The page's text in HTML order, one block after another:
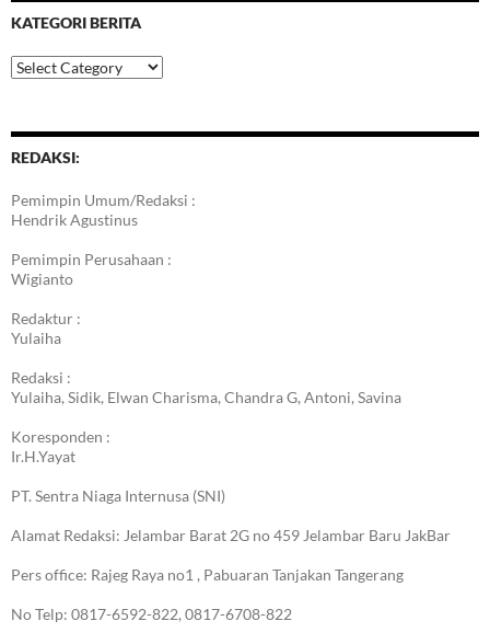
KATEGORI BERITA
Kategori
Berita
REDAKSI:
Pemimpin Umum/Redaksi :
Hendrik Agustinus
Pemimpin Perusahaan :
Wigianto
Redaktur :
Yulaiha
Redaksi :
Yulaiha, Sidik, Elwan Charisma, Chandra G, Antoni, Savina
Koresponden :
Ir.H.Yayat
PT. Sentra Niaga Internusa (SNI)
Alamat Redaksi: Jelambar Barat 2G no 459 Jelambar Baru JakBar
Pers office: Rajeg Raya no1 , Pabuaran Tanjakan Tangerang
No Telp: 0817-6592-822, 0817-6708-822